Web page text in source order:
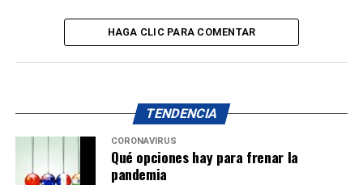
HAGA CLIC PARA COMENTAR
TENDENCIA
CORONAVIRUS
Qué opciones hay para frenar la
pandemia